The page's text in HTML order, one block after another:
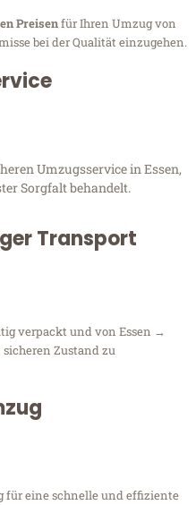
Preisenfür Ihren Umzug von
bei der Qualität einzugehen.
Umzugsservice in Essen,
Sorgfalt behandelt.
Transport
verpackt und von Essen →
Zustand zu
für eine schnelle und effiziente